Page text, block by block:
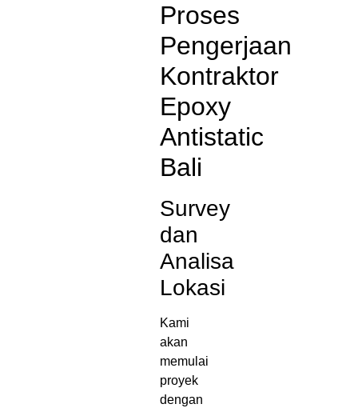
Proses
Pengerjaan
Kontraktor
Epoxy
Antistatic
Bali
Survey
dan
Analisa
Lokasi
Kami
akan
memulai
proyek
dengan